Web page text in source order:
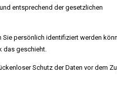
entsprechend der gesetzlichen
persönlich identifiziert werden
das geschieht.
Schutz der Daten vor dem